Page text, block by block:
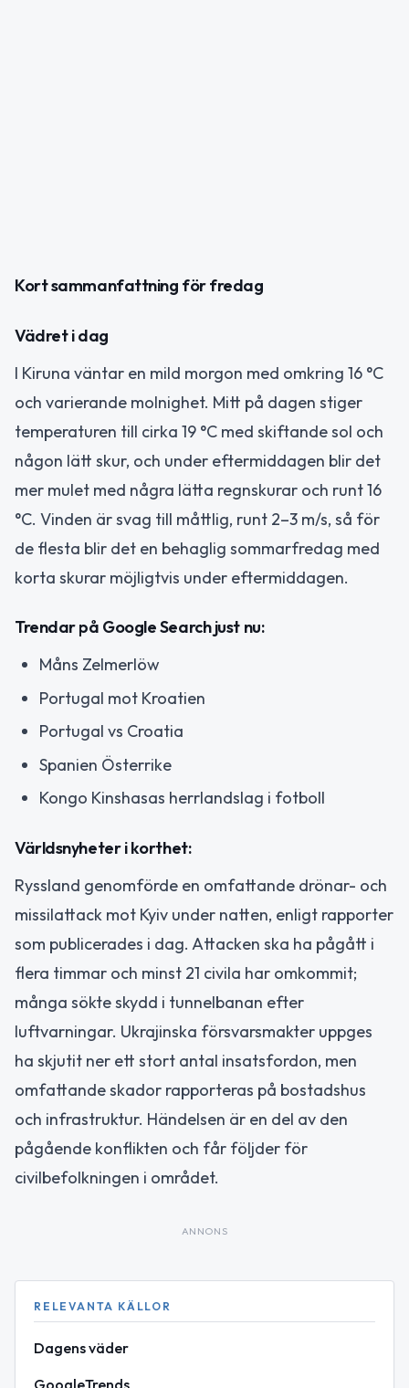
Kort sammanfattning för fredag
Vädret i dag
I Kiruna väntar en mild morgon med omkring 16 °C
och varierande molnighet. Mitt på dagen stiger
temperaturen till cirka 19 °C med skiftande sol och
någon lätt skur, och under eftermiddagen blir det
mer mulet med några lätta regnskurar och runt 16
°C. Vinden är svag till måttlig, runt 2–3 m/s, så för
de flesta blir det en behaglig sommarfredag med
korta skurar möjligtvis under eftermiddagen.
Trendar på Google Search just nu:
Måns Zelmerlöw
Portugal mot Kroatien
Portugal vs Croatia
Spanien Österrike
Kongo Kinshasas herrlandslag i fotboll
Världsnyheter i korthet:
Ryssland genomförde en omfattande drönar- och
missilattack mot Kyiv under natten, enligt rapporter
som publicerades i dag. Attacken ska ha pågått i
flera timmar och minst 21 civila har omkommit;
många sökte skydd i tunnelbanan efter
luftvarningar. Ukrajinska försvarsmakter uppges
ha skjutit ner ett stort antal insatsfordon, men
omfattande skador rapporteras på bostadshus
och infrastruktur. Händelsen är en del av den
pågående konflikten och får följder för
civilbefolkningen i området.
ANNONS
RELEVANTA KÄLLOR
Dagens väder
GoogleTrends